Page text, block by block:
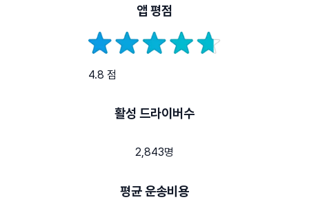
앱 평점
4.8 점
활성 드라이버수
2,843명
평균 운송비용